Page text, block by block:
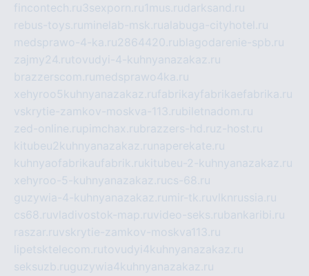
fincontech.ru3sexporn.ru1mus.rudarksand.ru
rebus-toys.ru minelab-msk.rualabuga-cityhotel.ru
medsprawo-4-ka.ru2864420.rublagodarenie-spb.ru
zajmy24.rutovudyi-4-kuhnyanazakaz.ru
brazzerscom.ru medsprawo4ka.ru
xehyroo5kuhnyanazakaz.rufabrikayfabrikaefabrika.ru
vskrytie-zamkov-moskva-113.rubiletnadom.ru
zed-online.rupimchax.rubrazzers-hd.ruz-host.ru
kitubeu2kuhnyanazakaz.ru naperekate.ru
kuhnyaofabrikaufabrik.rukitubeu-2-kuhnyanazakaz.ru
xehyroo-5-kuhnyanazakaz.rucs-68.ru
guzywia-4-kuhnyanazakaz.ru mir-tk.ruvlknrussia.ru
cs68.ruvladivostok-map.ruvideo-seks.rubankaribi.ru
raszar.ruvskrytie-zamkov-moskva113.ru
lipetsktelecom.rutovudyi4kuhnyanazakaz.ru
seksuzb.ruguzywia4kuhnyanazakaz.ru